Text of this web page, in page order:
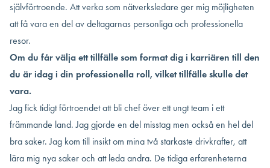
självförtroende. Att verka som nätverksledare ger mig möjligheten
att få vara en del av deltagarnas personliga och professionella
resor.
Om du får välja ett tillfälle som format dig i karriären till den
du är idag i din professionella roll, vilket tillfälle skulle det
vara.
Jag fick tidigt förtroendet att bli chef över ett ungt team i ett
främmande land. Jag gjorde en del misstag men också en hel del
bra saker. Jag kom till insikt om mina två starkaste drivkrafter, att
lära mig nya saker och att leda andra. De tidiga erfarenheterna